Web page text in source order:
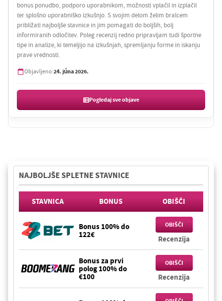
bonus ponudbo, podporo uporabnikom, možnosti vplačil in izplačil
ter splošno uporabniško izkušnjo. S svojim delom želim bralcem
približati najboljše stavnice in jim pomagati do boljših, bolj
informiranih odločitev. Poleg recenzij redno pripravljam tudi športne
tipe in analize, ki temeljijo na izkušnjah, spremljanju forme in iskanju
prave vrednosti.
Objavljeno:24. júna 2026.
Pogledaj sve objave
NAJBOLJŠE SPLETNE STAVNICE
STAVNICA BONUS OBIŠČI
Bonus 100% do
122€
OBIŠČI
Recenzija
Bonus za prvi
polog 100% do
€100
OBIŠČI
Recenzija